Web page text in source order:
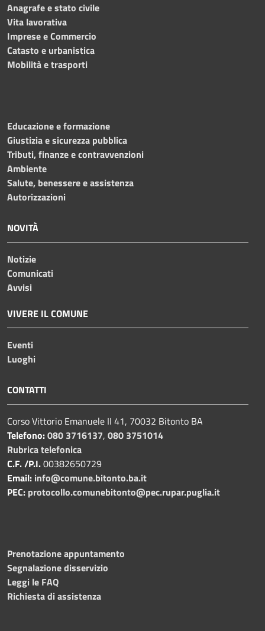
Anagrafe e stato civile
Vita lavorativa
Imprese e Commercio
Catasto e urbanistica
Mobilità e trasporti
Educazione e formazione
Giustizia e sicurezza pubblica
Tributi, finanze e contravvenzioni
Ambiente
Salute, benessere e assistenza
Autorizzazioni
NOVITÀ
Notizie
Comunicati
Avvisi
VIVERE IL COMUNE
Eventi
Luoghi
CONTATTI
Corso Vittorio Emanuele II 41, 70032 Bitonto BA
Telefono:080 3716137, 080 3751014
Rubrica telefonica
C.F. /P.I.00382650729
Email: info@comune.bitonto.ba.it
PEC: protocollo.comunebitonto@pec.rupar.puglia.it
Prenotazione appuntamento
Segnalazione disservizio
Leggi le FAQ
Richiesta di assistenza